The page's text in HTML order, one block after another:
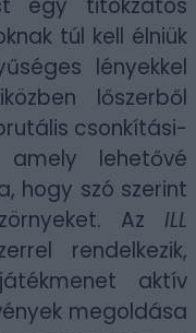
egy titokzatos
túl kell élniük
lényekkel
lőszerből
csonkítási-
amely lehetővé
hogy szó szerint
Az ILL
rendelkezik,
aktív
megoldása